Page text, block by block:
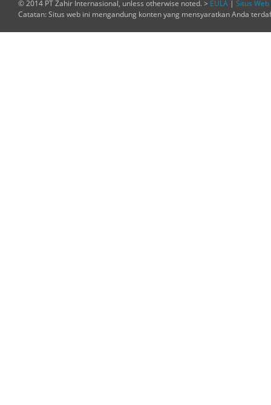
© 2014 PT Zahir Internasional, unless otherwise noted. > EULA | Situs
Catatan: Situs web ini mengandung konten yang mensyaratkan Anda